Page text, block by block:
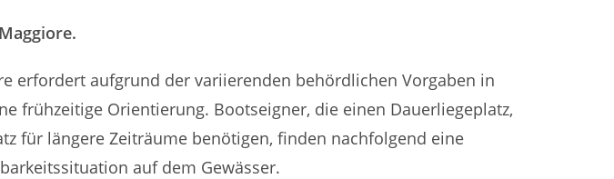
erfordert aufgrund der variierenden behördlichen Vorgaben in
frühzeitige Orientierung. Bootseigner, die einen Dauerliegeplatz,
für längere Zeiträume benötigen, finden nachfolgend eine
auf dem Gewässer.